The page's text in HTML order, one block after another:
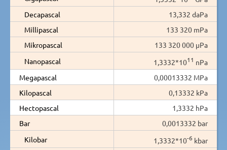
Decapascal
13,332 daPa
Millipascal
133 320 mPa
Mikropascal
133 320 000 µPa
Nanopascal
1,3332*1011 nPa
Megapascal
0,00013332 MPa
Kilopascal
0,13332 kPa
Hectopascal
1,3332 hPa
Bar
0,0013332 bar
Kilobar
1,3332*10-6 kbar